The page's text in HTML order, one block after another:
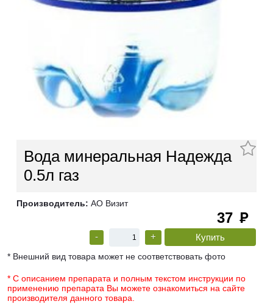
Вода минеральная Надежда
0.5л газ
Производитель: АО Визит
37 руб
- +
* Внешний вид товара может не соответствовать фото
* С описанием препарата и полным текстом инструкции по
применению препарата Вы можете ознакомиться на сайте
производителя данного товара.